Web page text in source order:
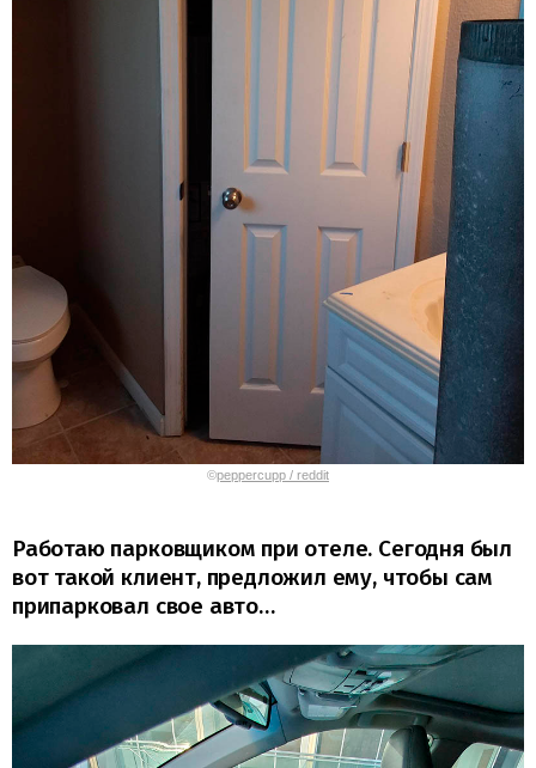
©peppercupp / reddit
Работаю парковщиком при отеле. Сегодня был
вот такой клиент, предложил ему, чтобы сам
припарковал свое авто…